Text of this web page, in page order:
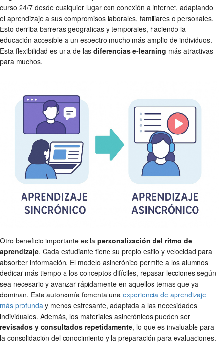
curso 24/7 desde cualquier lugar con conexión a internet, adaptando
el aprendizaje a sus compromisos laborales, familiares o personales.
Esto derriba barreras geográficas y temporales, haciendo la
educación accesible a un espectro mucho más amplio de individuos.
Esta flexibilidad es una de las diferencias e-learning más atractivas
para muchos.
Otro beneficio importante es la personalización del ritmo de
aprendizaje. Cada estudiante tiene su propio estilo y velocidad para
absorber información. El modelo asincrónico permite a los alumnos
dedicar más tiempo a los conceptos difíciles, repasar lecciones según
sea necesario y avanzar rápidamente en aquellos temas que ya
dominan. Esta autonomía fomenta una experiencia de aprendizaje
más profunda y menos estresante, adaptada a las necesidades
individuales. Además, los materiales asincrónicos pueden ser
revisados y consultados repetidamente, lo que es invaluable para
la consolidación del conocimiento y la preparación para evaluaciones.